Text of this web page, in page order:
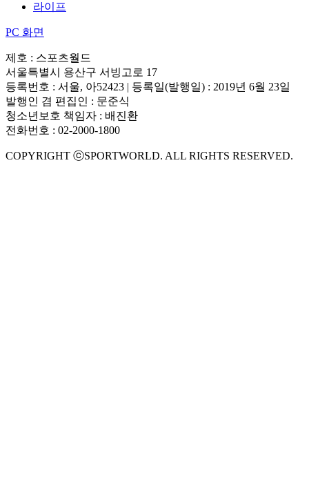
라이프
PC 화면
제호 : 스포츠월드
서울특별시 용산구 서빙고로 17
등록번호 : 서울, 아52423 | 등록일(발행일) : 2019년 6월 23일
발행인 겸 편집인 : 문준식
청소년보호 책임자 : 배진환
전화번호 : 02-2000-1800
COPYRIGHT ⓒSPORTWORLD. ALL RIGHTS RESERVED.